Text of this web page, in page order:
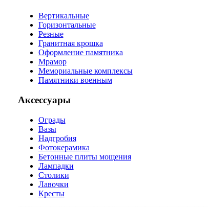
Вертикальные
Горизонтальные
Резные
Гранитная крошка
Оформление памятника
Мрамор
Мемориальные комплексы
Памятники военным
Аксессуары
Ограды
Вазы
Надгробия
Фотокерамика
Бетонные плиты мощения
Лампадки
Столики
Лавочки
Кресты